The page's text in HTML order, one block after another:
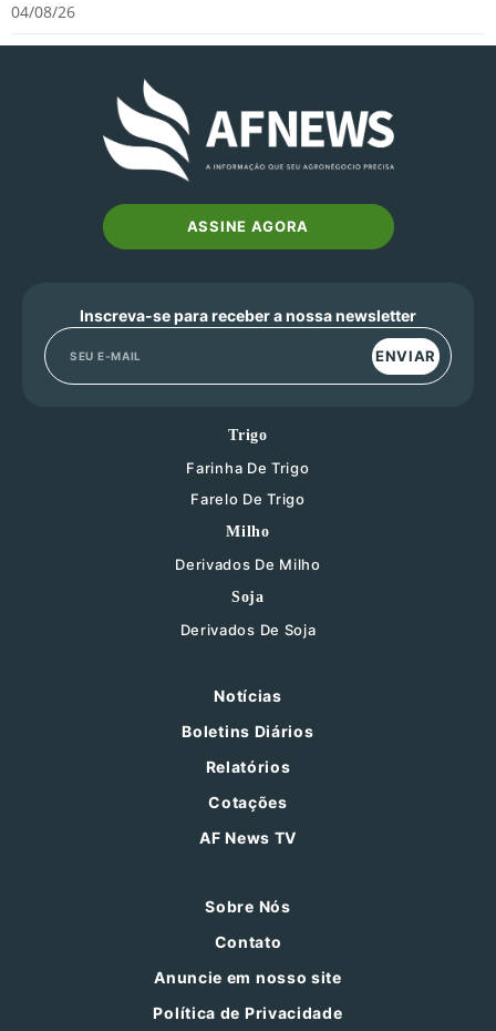
04/08/26
ASSINE AGORA
Inscreva-se para receber a nossa newsletter
ENVIAR
Trigo
Farinha De Trigo
Farelo De Trigo
Milho
Derivados De Milho
Soja
Derivados De Soja
Notícias
Boletins Diários
Relatórios
Cotações
AF News TV
Sobre Nós
Contato
Anuncie em nosso site
Política de Privacidade